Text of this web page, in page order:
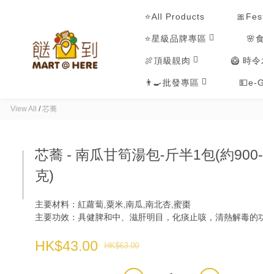
⭐All Products
⭐星級品牌專區 🌸
🍖頂級靚肉 🥝 時令
👨‍🍳批發專區 💵e-
View All /芯蕎
芯蕎 - 南瓜甘筍湯包-斤半1包(約
克)
主要材料：紅蘿蔔,粟米,南瓜,南北杏,蜜棗
主要功效：具健脾和中、滋肝明目，化痰止咳，清熱解毒的
HK$63.00
HK$43.00